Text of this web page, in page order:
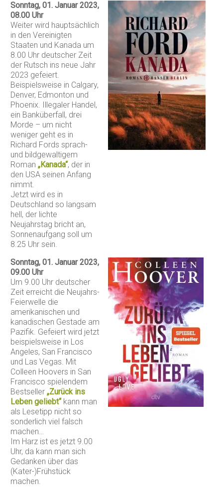
Sonntag, 01. Januar 2023,
08.00 Uhr
Weiter wird hauptsächlich
in den Vereinigten
Staaten und Kanada um
8.00 Uhr deutscher Zeit
der Rutsch ins neue Jahr
2023 gefeiert.
Beispielsweise in Calgary,
Denver, Edmonton und
Phoenix. Illegaler Handel,
ein Banküberfall, drei
Morde – um nicht
weniger geht es in
Richard Fords sprach-
und bildgewaltigem
Roman„Kanada“, der in
den USA seinen Anfang
nimmt.
Jetzt wird es in
Deutschland so langsam
hell, der lichte
Neujahrstag bricht an,
Sonnenaufgang soll um
8.25 Uhr sein.
Sonntag, 01. Januar 2023,
09.00 Uhr
Um 9.00 Uhr deutscher
Zeit erreicht die Neujahrs-
Feierwelle die
amerikanischen und
kanadischen Gestade am
Pazifik. Gefeiert wird jetzt
beispielsweise in Los
Angeles, San Francisco
und Las Vegas. Mit
Colleen Hoovers in San
Francisco spielendem
Bestseller„Zurück ins
Leben geliebt“ kann man
als Lesetipp nicht so
sonderlich viel falsch
machen…
Im Harz ist es jetzt 9.00
Uhr, da kann man sich
Gedanken über das
(Kater-)Frühstück
machen.